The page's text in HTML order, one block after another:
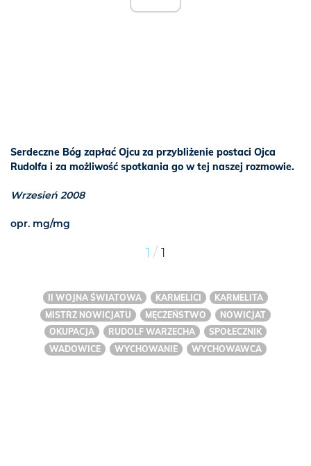
Serdeczne Bóg zapłać Ojcu za przybliżenie postaci Ojca
Rudolfa i za możliwość spotkania go w tej naszej rozmowie.
Wrzesień 2008
opr. mg/mg
1 / 1
II WOJNA ŚWIATOWA KARMELICI
KARMELITA
MISTRZ NOWICJATU
MĘCZEŃSTWO
NOWICJAT
OKUPACJA
RUDOLF WARZECHA
SPOŁECZNIK
WADOWICE
WYCHOWANIE WYCHOWAWCA